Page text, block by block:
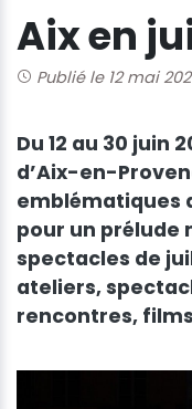
Aix en
Publié le 12 mai
Du 12 au 30 juin
d’Aix-en-
emblématiques
pour un prélude
spectacles de
ateliers,
rencontres,